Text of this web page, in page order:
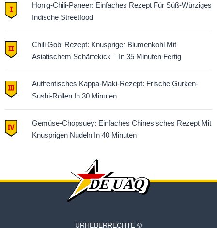
Honig-Chili-Paneer: Einfaches Rezept Für Süß-Würziges
Indische Streetfood
Chili Gobi Rezept: Knuspriger Blumenkohl Mit
Asiatischem Schärfekick – In 35 Minuten Fertig
Authentisches Kappa-Maki-Rezept: Frische Gurken-
Sushi-Rollen In 30 Minuten
Gemüse-Chopsuey: Einfaches Chinesisches Rezept Mit
Knusprigen Nudeln In 40 Minuten
URHEBERRECHTE ©